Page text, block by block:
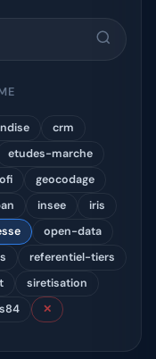
crm
etudes-marche
geocodage
insee
iris
open-data
referentiel-tiers
siretisation
✕